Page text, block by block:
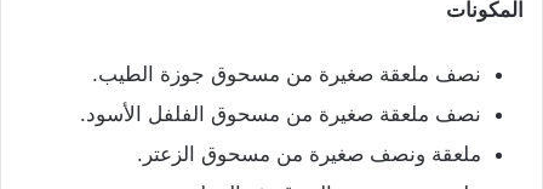
المكونات
نصف ملعقة صغيرة من مسحوق جوزة الطيب.
نصف ملعقة صغيرة من مسحوق الفلفل الأسود.
ملعقة ونصف صغيرة من مسحوق الزعتر.